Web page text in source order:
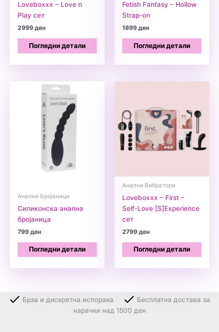
Loveboxxx – Love n
Play сет
2999ден
Погледни детали
Fetish Fantasy – Hollow
Strap-on
1899ден
Погледни детали
Анални Бројаници
Силиконска анална
бројаница
799ден
Погледни детали
Анални Вибратори
Loveboxxx – First –
Self-Love [S]Experience
сет
2799ден
Погледни детали
Брза и дискретна испорака
Бесплатна достава за
нарачки над 1500 ден